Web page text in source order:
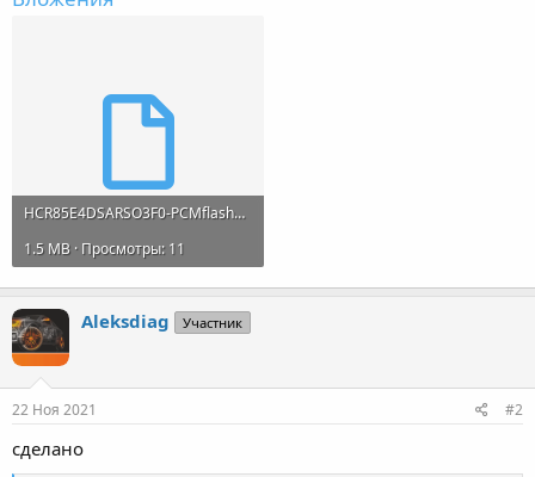
HCR85E4DSARSO3F0-PCMflasher.bin
1.5 MB · Просмотры: 11
Aleksdiag Участник
22 Ноя 2021 #2
сделано